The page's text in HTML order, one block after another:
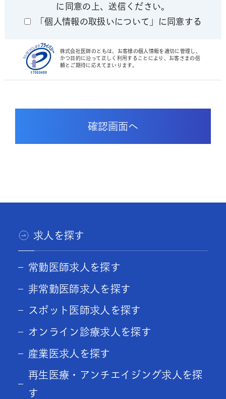
に同意の上、送信ください。
「個人情報の取扱いについて」に同意する
株式会社医師のともは、お客様の個人情報を適切に管理し、
かつ目的に沿って正しく利用することにより、お客さまの信
頼とご期待に応えてまいります。
求人を探す
常勤医師求人を探す
非常勤医師求人を探す
スポット医師求人を探す
オンライン診療求人を探す
産業医求人を探す
再生医療・アンチエイジング求人を探
す